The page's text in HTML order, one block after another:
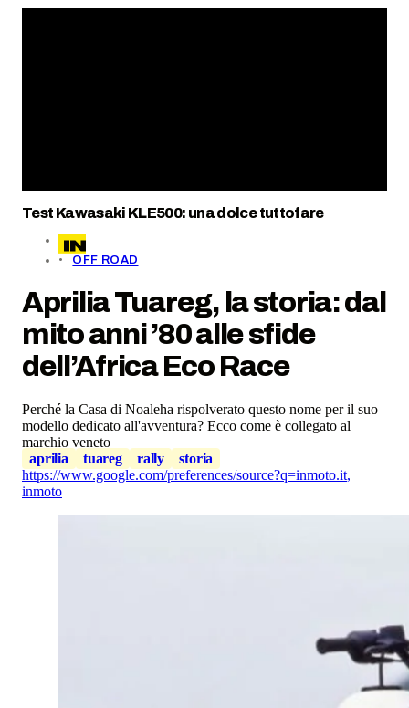
Test Kawasaki KLE500: una dolce tuttofare
OFF ROAD
Aprilia Tuareg, la storia: dal
mito anni ’80 alle sfide
dell’Africa Eco Race
Perché la Casa di Noaleha rispolverato questo nome per il suo
modello dedicato all'avventura? Ecco come è collegato al
marchio veneto
aprilia
tuareg rally
storia
https://www.google.com/preferences/source?q=inmoto.it,
inmoto